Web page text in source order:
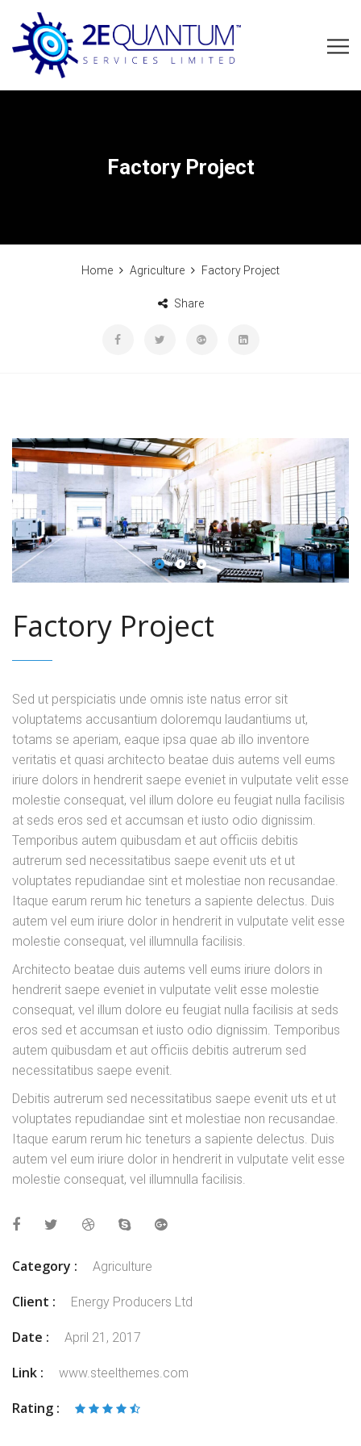
Factory Project
Home Agriculture Factory Project
Share
Factory Project
Sed ut perspiciatis unde omnis iste natus error sit
voluptatems accusantium doloremqu laudantiums ut,
totams se aperiam, eaque ipsa quae ab illo inventore
veritatis et quasi architecto beatae duis autems vell eums
iriure dolors in hendrerit saepe eveniet in vulputate velit esse
molestie consequat, vel illum dolore eu feugiat nulla facilisis
at seds eros sed et accumsan et iusto odio dignissim.
Temporibus autem quibusdam et aut officiis debitis
autrerum sed necessitatibus saepe evenit uts et ut
voluptates repudiandae sint et molestiae non recusandae.
Itaque earum rerum hic teneturs a sapiente delectus. Duis
autem vel eum iriure dolor in hendrerit in vulputate velit esse
molestie consequat, vel illumnulla facilisis.
Architecto beatae duis autems vell eums iriure dolors in
hendrerit saepe eveniet in vulputate velit esse molestie
consequat, vel illum dolore eu feugiat nulla facilisis at seds
eros sed et accumsan et iusto odio dignissim. Temporibus
autem quibusdam et aut officiis debitis autrerum sed
necessitatibus saepe evenit.
Debitis autrerum sed necessitatibus saepe evenit uts et ut
voluptates repudiandae sint et molestiae non recusandae.
Itaque earum rerum hic teneturs a sapiente delectus. Duis
autem vel eum iriure dolor in hendrerit in vulputate velit esse
molestie consequat, vel illumnulla facilisis.
Category : Agriculture
Client : Energy Producers Ltd
Date : April 21, 2017
Link : www.steelthemes.com
Rating :